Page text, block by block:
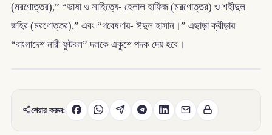
(মরণোত্তর),” “ভাষা ও সাহিত্যে- হেলাল হাফিজ (মরণোত্তর) ও শহীদুল
জহির (মরণোত্তর),” এবং “গবেষণায়- ঈদুল হাসান।” এছাড়া ক্রীড়ায়
“বাংলাদেশ নারী ফুটবল” দলকে একুশে পদক দেয় হবে।
শেয়ার করুন: